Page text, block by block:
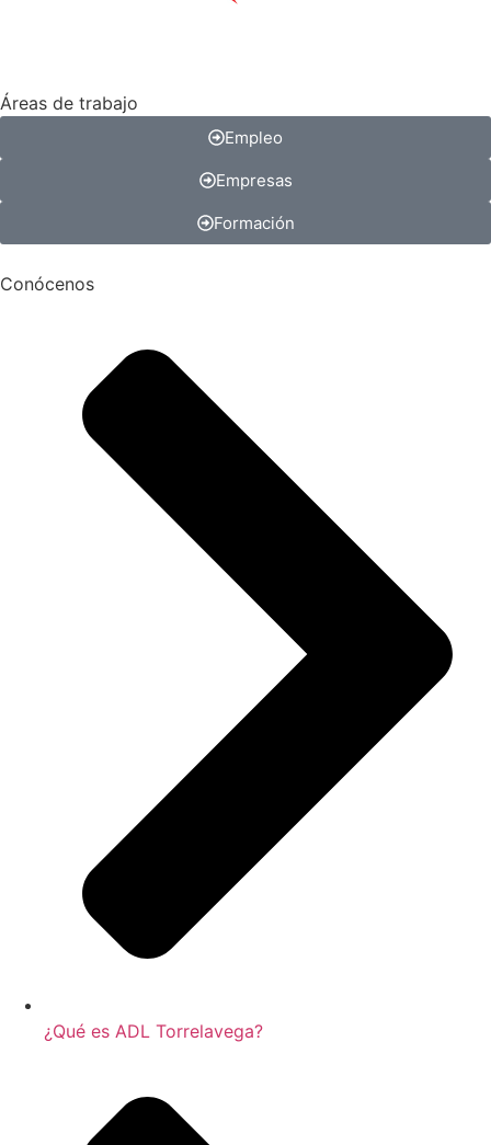
Áreas de trabajo
Empleo
Empresas
Formación
Conócenos
¿Qué es ADL Torrelavega?